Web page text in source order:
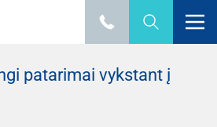
patarimai vykstant į